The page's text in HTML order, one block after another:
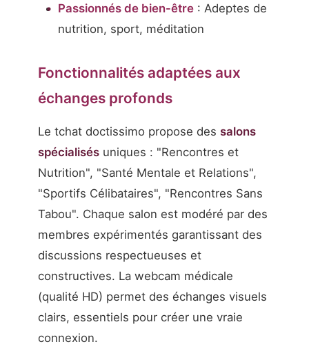
Passionnés de bien-être: Adeptes de
nutrition, sport, méditation
Fonctionnalités adaptées aux
échanges profonds
Le tchat doctissimo propose des salons
spécialisés uniques : "Rencontres et
Nutrition", "Santé Mentale et Relations",
"Sportifs Célibataires", "Rencontres Sans
Tabou". Chaque salon est modéré par des
membres expérimentés garantissant des
discussions respectueuses et
constructives. La webcam médicale
(qualité HD) permet des échanges visuels
clairs, essentiels pour créer une vraie
connexion.